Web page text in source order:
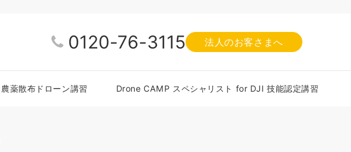
0120-76-3115 法人のお客さまへ
農薬散布ドローン講習 Drone CAMP スペシャリスト for DJI 技能認定講習